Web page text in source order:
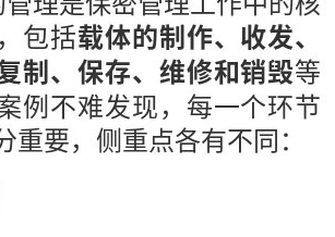
包括载体的制作、收发、
制、保存、维修和销毁等
例不难发现，每一个环节
重要，侧重点各有不同：